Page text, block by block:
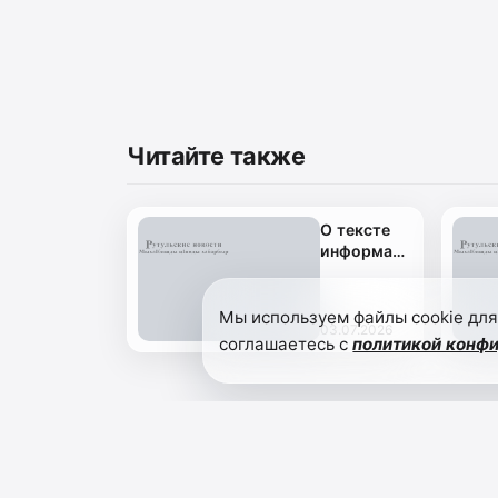
Читайте также
О тексте
информационного
избирательной
комиссии
Рутульского
приеме
03.07.2026
Мы используем файлы cookie
соглашаетесь сполитикой